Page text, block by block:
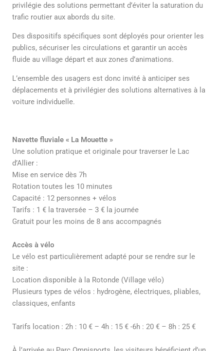
privilégie des solutions permettant d’éviter la saturation du
trafic routier aux abords du site.
Des dispositifs spécifiques sont déployés pour orienter les
publics, sécuriser les circulations et garantir un accès
fluide au village départ et aux zones d’animations.
L’ensemble des usagers est donc invité à anticiper ses
déplacements et à privilégier des solutions alternatives à la
voiture individuelle.
Navette fluviale « La Mouette »
Une solution pratique et originale pour traverser le Lac
d’Allier :
Mise en service dès 7h
Rotation toutes les 10 minutes
Capacité : 12 personnes + vélos
Tarifs : 1 € la traversée – 3 € la journée
Gratuit pour les moins de 8 ans accompagnés
Accès à vélo
Le vélo est particulièrement adapté pour se rendre sur le
site :
Location disponible à la Rotonde (Village vélo)
Plusieurs types de vélos : hydrogène, électriques, pliables,
classiques, enfants
Tarifs location : 2h : 10 € – 4h : 15 € -6h : 20 € – 8h : 25 €